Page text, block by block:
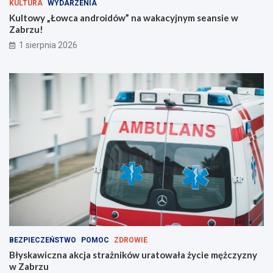
i
e
m
!
KULTURA WYDARZENIA
Kultowy „Łowca androidów” na wakacyjnym seansie w
Zabrzu!
1 sierpnia 2026
BEZPIECZEŃSTWO POMOC ZDROWIE
Błyskawiczna akcja strażników uratowała życie mężczyzny
w Zabrzu